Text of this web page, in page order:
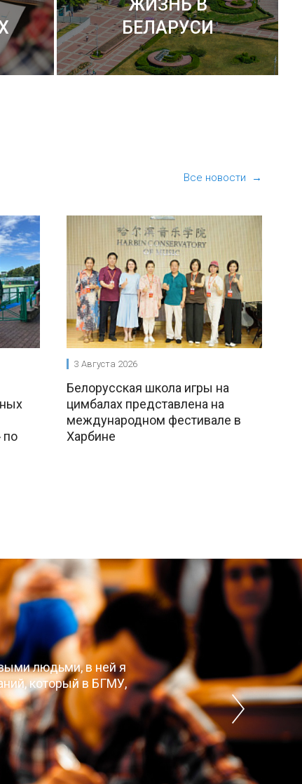
ЖИЗНЬ В
БЕЛАРУСИ
Все новости →
по
3 Августа 2026
Белорусская школа игры на
цимбалах представлена на
международном фестивале в
Харбине
людьми, в ней я
который в БГМУ,